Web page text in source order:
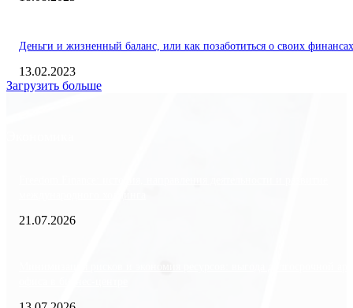
Деньги и жизненный баланс, или как позаботиться о своих финансах
13.02.2023
Загрузить больше
21.07.2026